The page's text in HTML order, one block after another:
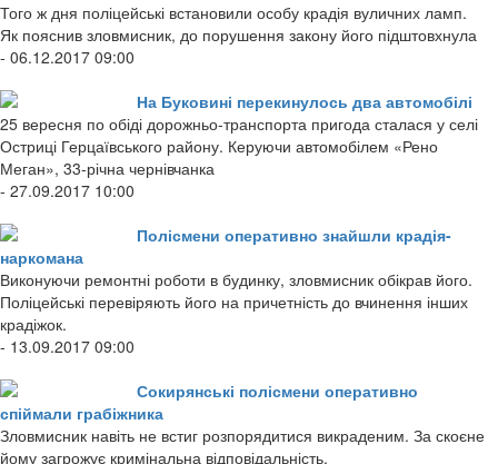
Того ж дня поліцейські встановили особу крадія вуличних ламп.
Як пояснив зловмисник, до порушення закону його підштовхнула
- 06.12.2017 09:00
На Буковині перекинулось два автомобілі
25 вересня по обіді дорожньо-транспорта пригода сталася у селі
Остриці Герцаївського району. Керуючи автомобілем «Рено
Меган», 33-річна чернівчанка
- 27.09.2017 10:00
Полісмени оперативно знайшли крадія-
наркомана
Виконуючи ремонтні роботи в будинку, зловмисник обікрав його.
Поліцейські перевіряють його на причетність до вчинення інших
крадіжок.
- 13.09.2017 09:00
Сокирянські полісмени оперативно
спіймали грабіжника
Зловмисник навіть не встиг розпорядитися викраденим. За скоєне
йому загрожує кримінальна відповідальність.